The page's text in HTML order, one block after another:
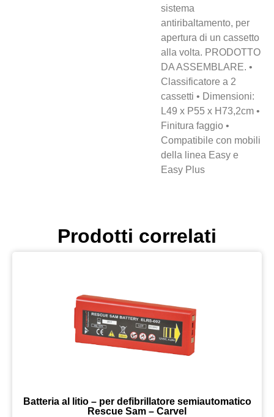
sistema
antiribaltamento, per
apertura di un cassetto
alla volta. PRODOTTO
DA ASSEMBLARE. •
Classificatore a 2
cassetti • Dimensioni:
L49 x P55 x H73,2cm •
Finitura faggio •
Compatibile con mobili
della linea Easy e
Easy Plus
Prodotti correlati
Batteria al litio – per defibrillatore semiautomatico
Rescue Sam – Carvel